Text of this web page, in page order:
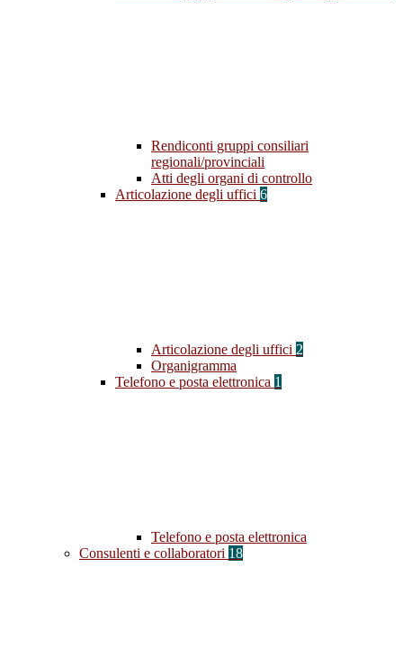
Rendiconti gruppi consiliari
regionali/provinciali
Atti degli organi di controllo
Articolazione degli uffici 6
Articolazione degli uffici 2
Organigramma
Telefono e posta elettronica 1
Telefono e posta elettronica
Consulenti e collaboratori 18